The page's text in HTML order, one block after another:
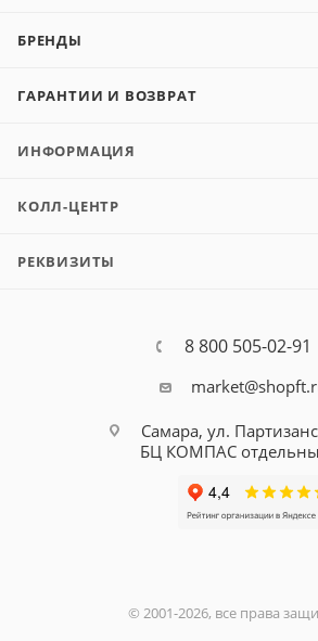
БРЕНДЫ
ГАРАНТИИ И ВОЗВРАТ
ИНФОРМАЦИЯ
КОЛЛ-ЦЕНТР
РЕКВИЗИТЫ
8 800 505-02-91
Самара, ул.
БЦ КОМПАС
© 2001-2026, все права